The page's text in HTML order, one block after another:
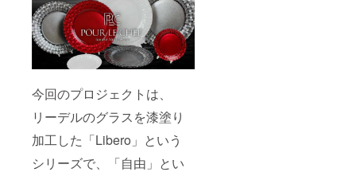
今回のプロジェクトは、
リーデルのグラスを漆塗り
加工した「Libero」という
シリーズで、「自由」とい